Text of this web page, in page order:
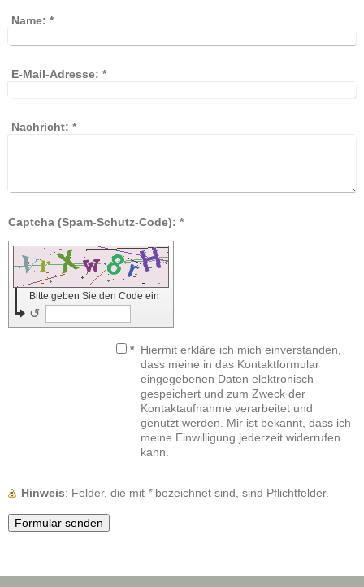
Name: *
E-Mail-Adresse: *
Nachricht: *
Captcha (Spam-Schutz-Code): *
Bitte geben Sie den Code ein
↺
* Hiermit erkläre ich mich einverstanden,
dass meine in das Kontaktformular
eingegebenen Daten elektronisch
gespeichert und zum Zweck der
Kontaktaufnahme verarbeitet und
genutzt werden. Mir ist bekannt, dass ich
meine Einwilligung jederzeit widerrufen
kann.
Hinweis : Felder, die mit *bezeichnet sind, sind Pflichtfelder.